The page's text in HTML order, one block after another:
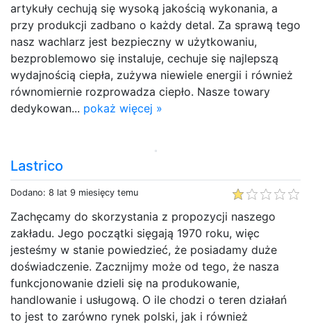
artykuły cechują się wysoką jakością wykonania, a
przy produkcji zadbano o każdy detal. Za sprawą tego
nasz wachlarz jest bezpieczny w użytkowaniu,
bezproblemowo się instaluje, cechuje się najlepszą
wydajnością ciepła, zużywa niewiele energii i również
równomiernie rozprowadza ciepło. Nasze towary
dedykowan... pokaż więcej »
Lastrico
Dodano: 8 lat 9 miesięcy temu
Zachęcamy do skorzystania z propozycji naszego
zakładu. Jego początki sięgają 1970 roku, więc
jesteśmy w stanie powiedzieć, że posiadamy duże
doświadczenie. Zacznijmy może od tego, że nasza
funkcjonowanie dzieli się na produkowanie,
handlowanie i usługową. O ile chodzi o teren działań
to jest to zarówno rynek polski, jak i również